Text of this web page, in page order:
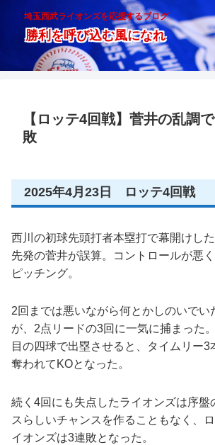
埼玉西武ライオンズを応援するブログ
勝利を呼び込む風になれ
【ロッテ4回戦】菅井の乱調
敗
2025年4月23日 ロッテ4回戦
西川の初球先頭打者本塁打で幕開けした
先発の菅井が誤算。コントロールが悪
ピッチング。
2回までは悪いながら何とかしのいでい
が、2点リードの3回に一気に捕まった
目の四球で出塁させると、タイムリー3
奪われてKOとなった。
続く4回にも失点したライオンズは序盤
スらしいチャンスを作ることもなく、
イオンズは3連敗となった。